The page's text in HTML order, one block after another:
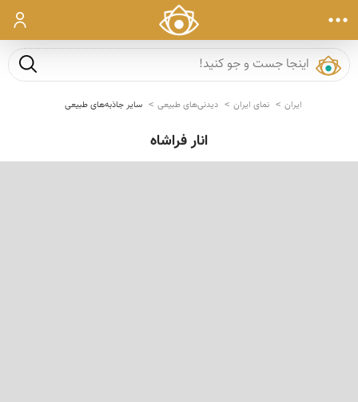
ورود
جست و
ایران نمای ایران دیدنی‌های طبیعی سایر جاذبه‌های طبیعی
انار فراشاه